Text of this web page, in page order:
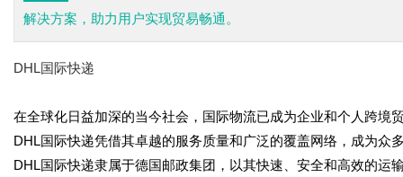
解决方案，助力用户实现贸易畅通。
DHL国际快递
在全球化日益加深的当今社会，国际物流已成为企业和个人跨境
DHL国际快递凭借其卓越的服务质量和广泛的覆盖网络，成为众
DHL国际快递隶属于德国邮政集团，以其快速、安全和高效的